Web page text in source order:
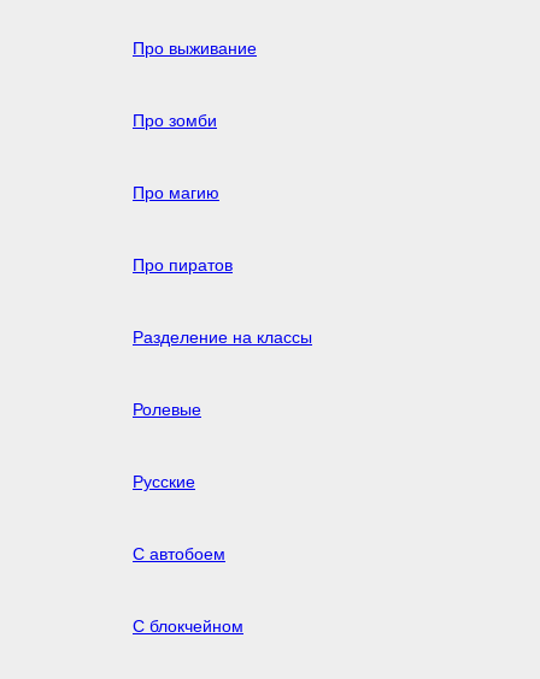
Про выживание
Про зомби
Про магию
Про пиратов
Разделение на классы
Ролевые
Русские
С автобоем
С блокчейном